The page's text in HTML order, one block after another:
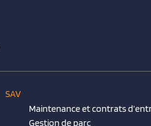
SAV
Maintenance et contrats
Gestion de parc